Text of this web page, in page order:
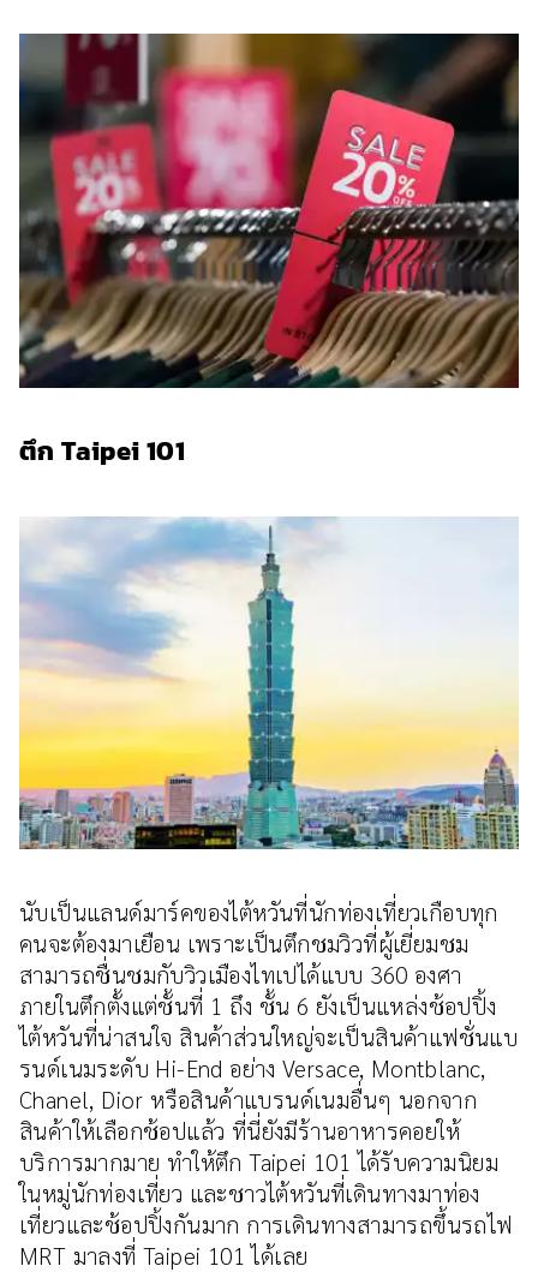
ตึก Taipei 101
นับเป็นแลนด์มาร์คของไต้หวันที่นักท่องเที่ยวเกือบทุก
คนจะต้องมาเยือน เพราะเป็นตึกชมวิวที่ผู้เยี่ยมชม
สามารถชื่นชมกับวิวเมืองไทเปได้แบบ 360 องศา
ภายในตึกตั้งแต่ชั้นที่ 1 ถึง ชั้น 6 ยังเป็นแหล่งช้อปปิ้ง
ไต้หวันที่น่าสนใจ สินค้าส่วนใหญ่จะเป็นสินค้าแฟชั่นแบ
รนด์เนมระดับ Hi-End อย่าง Versace, Montblanc,
Chanel, Dior หรือสินค้าแบรนด์เนมอื่นๆ นอกจาก
สินค้าให้เลือกช้อปแล้ว ที่นี่ยังมีร้านอาหารคอยให้
บริการมากมาย ทำให้ตึก Taipei 101 ได้รับความนิยม
ในหมู่นักท่องเที่ยว และชาวไต้หวันที่เดินทางมาท่อง
เที่ยวและช้อปปิ้งกันมาก การเดินทางสามารถขึ้นรถไฟ
MRT มาลงที่ Taipei 101 ได้เลย